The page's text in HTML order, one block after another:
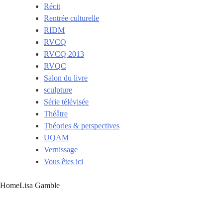
Récit
Rentrée culturelle
RIDM
RVCQ
RVCQ 2013
RVQC
Salon du livre
sculpture
Série télévisée
Théâtre
Théories & perspectives
UQAM
Vernissage
Vous êtes ici
HomeLisa Gamble